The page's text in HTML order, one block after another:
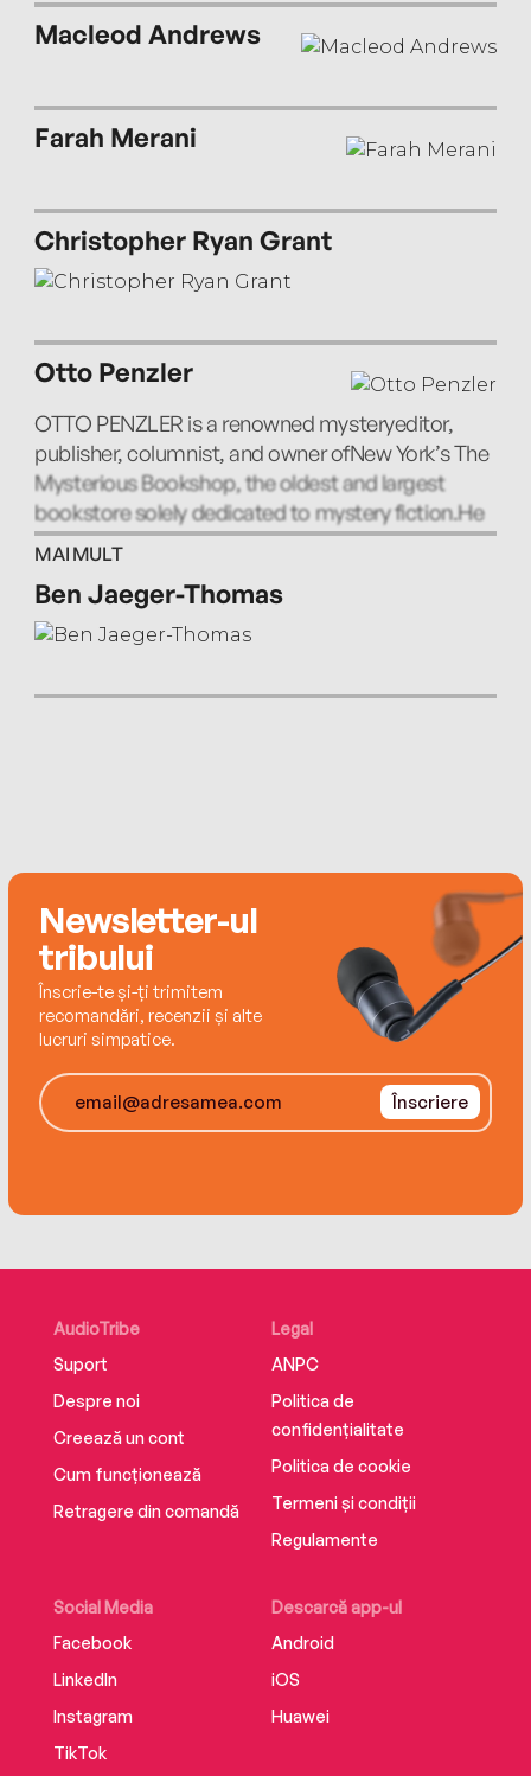
Macleod Andrews
Farah Merani
Christopher Ryan Grant
Otto Penzler
OTTO PENZLER is a renowned mysteryeditor,
publisher, columnist, and owner ofNew York’s The
Mysterious Bookshop, the oldest and largest
bookstore solely dedicated to mystery fiction.He
has edited more than fifty crime-fiction
anthologies. He lives in New York.
MAI MULT
Ben Jaeger-Thomas
Newsletter-ul
tribului
Înscrie-te și-ți trimitem
recomandări, recenzii și alte
lucruri simpatice.
Înscriere
AudioTribe
Suport
Despre noi
Creează un cont
Cum funcționează
Retragere din comandă
Social Media
Facebook
LinkedIn
Instagram
TikTok
Descarcă app-ul
Android
iOS
Huawei
Legal
ANPC
Politica de
confidențialitate
Politica de cookie
Termeni și condiții
Regulamente